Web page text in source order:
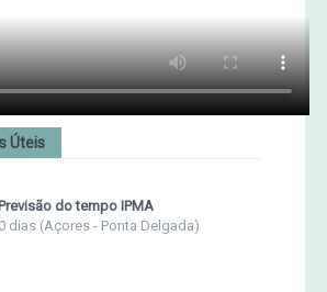
Úteis
do tempo IPMA
dias (Açores - Ponta Delgada)